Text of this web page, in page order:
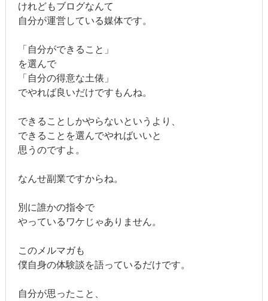
けれどもブログなんて
自分が運営している媒体です。
「自分ができること」
を選んで
「自分の得意な土俵」
でやれば良いだけですもんね。
できることしかやらないというより、
できることを選んでやればいいと
思うのですよ。
なんせ副業ですからね。
別に誰かの指令で
やっているワケじゃありません。
このメルマガも
僕自身の体験談を語っているだけです。
自分が思ったこと、